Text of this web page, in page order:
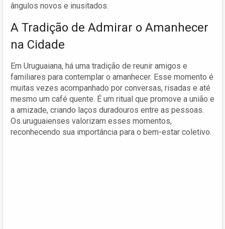
ângulos novos e inusitados.
A Tradição de Admirar o Amanhecer
na Cidade
Em Uruguaiana, há uma tradição de reunir amigos e
familiares para contemplar o amanhecer. Esse momento é
muitas vezes acompanhado por conversas, risadas e até
mesmo um café quente. É um ritual que promove a união e
a amizade, criando laços duradouros entre as pessoas.
Os uruguaienses valorizam esses momentos,
reconhecendo sua importância para o bem-estar coletivo.